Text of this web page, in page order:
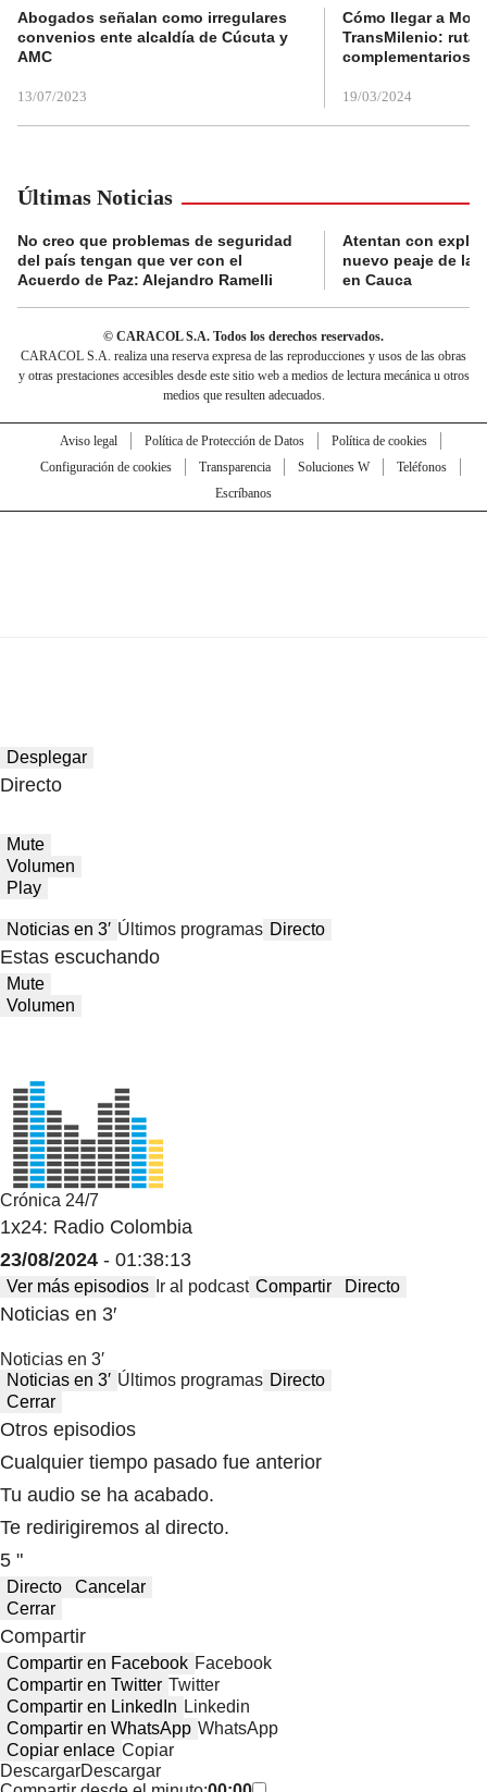
Abogados señalan como irregulares
convenios ente alcaldía de Cúcuta y
AMC
13/07/2023
Cómo llegar a
TransMilenio:
complementarios
19/03/2024
Últimas Noticias
No creo que problemas de seguridad
del país tengan que ver con el
Acuerdo de Paz: Alejandro Ramelli
Atentan con
nuevo peaje de la
en Cauca
© CARACOL S.A. Todos los derechos reservados.
CARACOL S.A. realiza una reserva expresa de las reproducciones y usos de las obras
y otras prestaciones accesibles desde este sitio web a medios de lectura mecánica u otros
medios que resulten adecuados.
Aviso legal Política de Protección de Datos
Política de cookies
Configuración de cookies
Transparencia Soluciones W
Teléfonos
Escríbanos
Desplegar
Directo
Mute
Volumen
Play
Noticias en 3′ Últimos programas Directo
Estas escuchando
Mute
Volumen
Crónica 24/7
1x24: Radio Colombia
23/08/2024 - 01:38:13
Ver más episodios Ir al podcast Compartir Directo
Noticias en 3′
Noticias en 3′
Noticias en 3′ Últimos programas Directo
Cerrar
Otros episodios
Cualquier tiempo pasado fue anterior
Tu audio se ha acabado.
Te redirigiremos al directo.
5 "
Directo
Cancelar
Cerrar
Compartir
Compartir en Facebook Facebook
Compartir en Twitter Twitter
Compartir en LinkedIn Linkedin
Compartir en WhatsApp WhatsApp
Copiar enlace Copiar
DescargarDescargar